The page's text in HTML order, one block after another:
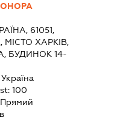
61051,
МІСТО ХАРКІВ,
БУДИНОК 14-
Україна
100
Прямий